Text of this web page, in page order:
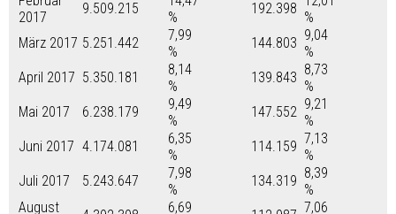
2017
9.509.215
%
192.398
%
März 2017 5.251.442
7,99
%
144.803 9,04
%
April 2017 5.350.181
8,14
%
139.843 8,73
%
Mai 2017
6.238.179
9,49
%
147.552 9,21
%
Juni 2017 4.174.081
6,35
%
114.159 7,13
%
Juli 2017
5.243.647
7,98
%
134.319 8,39
%
August
6,69
7,06